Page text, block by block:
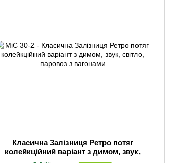
Класична Залізниця Ретро потяг
колейкційний варіант з димом, звук,
світло, паровоз з вагонами